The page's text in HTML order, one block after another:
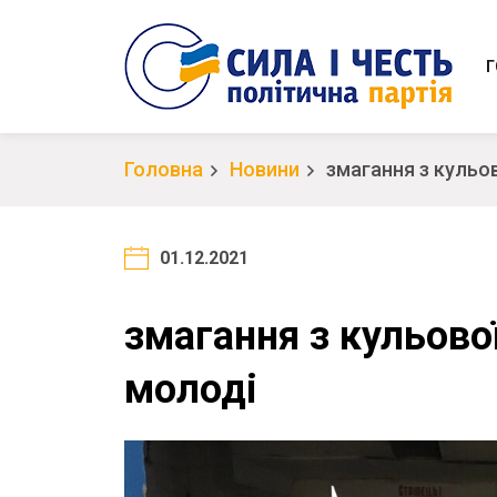
Головна Новини змагання з
01.12.2021
змагання з
молоді